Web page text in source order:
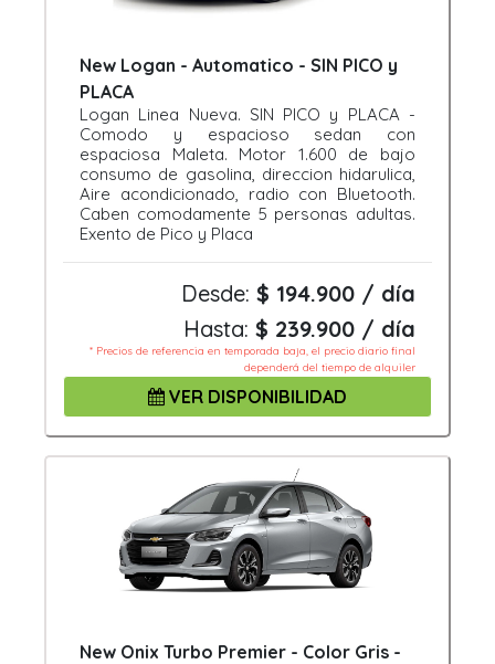
New Logan - Automatico - SIN PICO y
PLACA
Logan Linea Nueva. SIN PICO y PLACA -
Comodo y espacioso sedan con
espaciosa Maleta. Motor 1.600 de bajo
consumo de gasolina, direccion hidarulica,
Aire acondicionado, radio con Bluetooth.
Caben comodamente 5 personas adultas.
Exento de Pico y Placa
Desde: $ 194.900 / día
Hasta: $ 239.900 / día
* Precios de referencia en temporada baja, el precio diario final
dependerá del tiempo de alquiler
VER DISPONIBILIDAD
New Onix Turbo Premier - Color Gris -